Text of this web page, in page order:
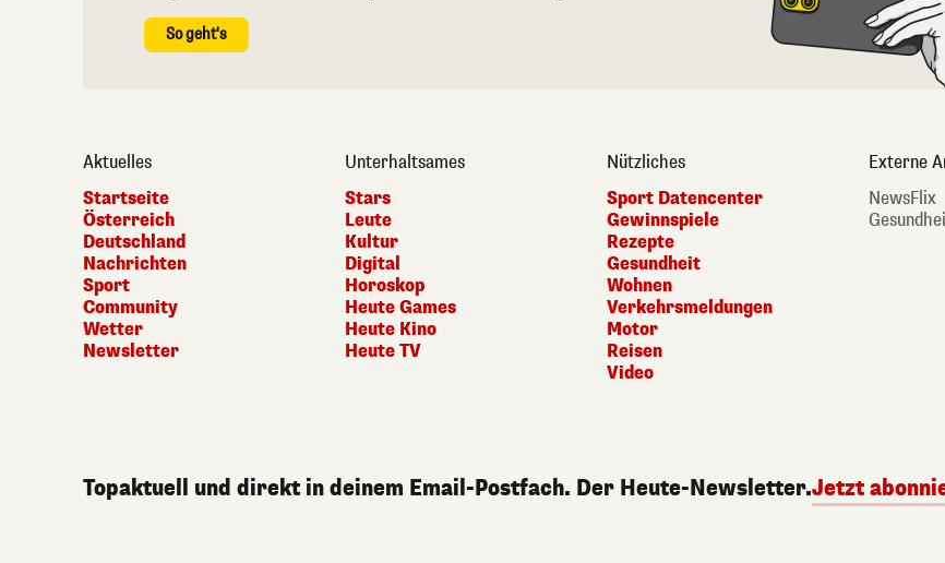
So geht's
Aktuelles
Startseite
Österreich
Deutschland
Nachrichten
Sport
Community
Wetter
Newsletter
Unterhaltsames
Stars
Leute
Kultur
Digital
Horoskop
Heute Games
Heute Kino
Heute TV
Nützliches
Sport Datencenter
Gewinnspiele
Rezepte
Gesundheit
Wohnen
Verkehrsmeldungen
Motor
Reisen
Video
Externe
NewsFlix
Topaktuell und direkt in deinem Email-Postfach. Der Heute-Newsletter.Jetzt